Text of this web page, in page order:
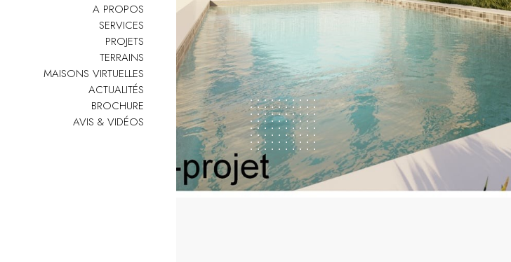
A PROPOS
SERVICES
PROJETS
TERRAINS
MAISONS VIRTUELLES
ACTUALITÉS
BROCHURE
AVIS & VIDÉOS